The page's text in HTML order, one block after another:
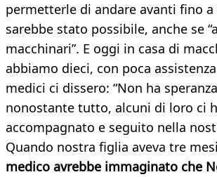
permetterle di andare avanti fino a
sarebbe stato possibile, anche se
macchinari”. E oggi in casa di
abbiamo dieci, con poca
medici ci dissero: “Non ha
nonostante tutto, alcuni di loro ci
accompagnato e seguito nella
Quando nostra figlia aveva tre mesi
medico avrebbe immaginato che